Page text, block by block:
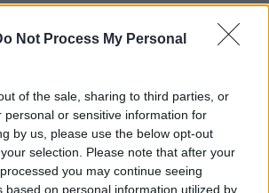
Not Process My Personal
of the sale, sharing to third parties, or
personal or sensitive information for
by us, please use the below opt-out
selection. Please note that after your
you may continue seeing
based on personal information utilized by